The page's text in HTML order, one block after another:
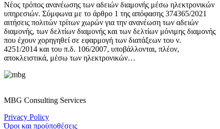
Νέος τρόπος ανανέωσης των αδειών διαμονής μέσω ηλεκτρονικών
υπηρεσιών. Σύμφωνα με το άρθρο 1 της απόφασης 374365/2021
αιτήσεις πολιτών τρίτων χωρών για την ανανέωση των αδειών
διαμονής, των δελτίων διαμονής και των δελτίων μόνιμης διαμονής
που έχουν χορηγηθεί σε εφαρμογή των διατάξεων του ν.
4251/2014 και του π.δ. 106/2007, υποβάλλονται, πλέον,
αποκλειστικά, μέσω των ηλεκτρονικών…
MBG Consulting Services
Privacy Policy
Όροι και προϋποθέσεις